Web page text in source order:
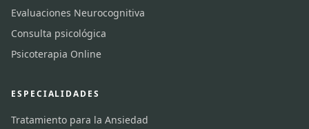
Evaluaciones Neurocognitiva
Consulta psicológica
Psicoterapia Online
ESPECIALIDADES
Tratamiento para la Ansiedad